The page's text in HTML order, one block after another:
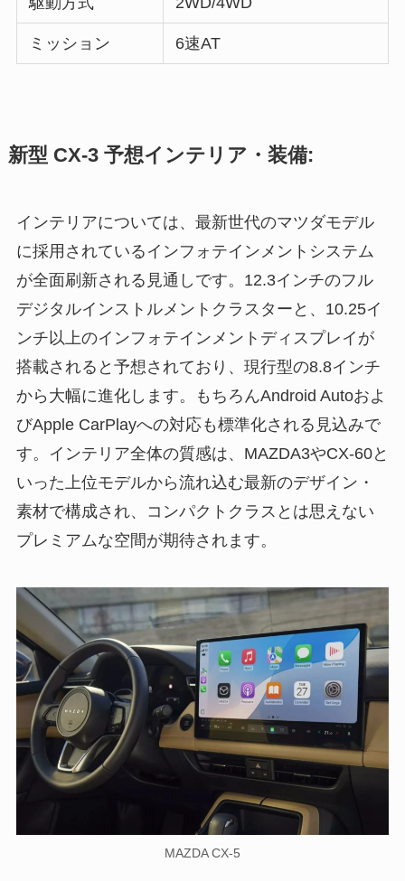
ミッション 6速AT
新型 CX-3 予想インテリア・装備:
インテリアについては、最新世代のマツダモデル
に採用されているインフォテインメントシステム
が全面刷新される見通しです。12.3インチのフル
デジタルインストルメントクラスターと、10.25イ
ンチ以上のインフォテインメントディスプレイが
搭載されると予想されており、現行型の8.8インチ
から大幅に進化します。もちろんAndroid Autoおよ
びApple CarPlayへの対応も標準化される見込みで
す。インテリア全体の質感は、MAZDA3やCX-60と
いった上位モデルから流れ込む最新のデザイン・
素材で構成され、コンパクトクラスとは思えない
プレミアムな空間が期待されます。
MAZDA CX-5